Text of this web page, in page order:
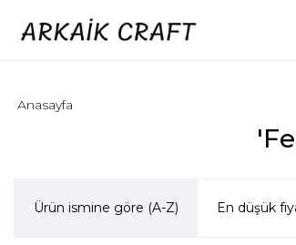
Anasayfa
Ürün ismine göre (A-Z) En düşük